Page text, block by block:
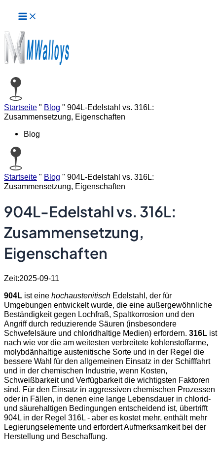
Inhalt
springen
Startseite " Blog " 904L-Edelstahl vs. 316L:
Zusammensetzung, Eigenschaften
Blog
Startseite " Blog " 904L-Edelstahl vs. 316L:
Zusammensetzung, Eigenschaften
904L-Edelstahl vs. 316L:
Zusammensetzung,
Eigenschaften
Zeit:2025-09-11
904L ist eine hochaustenitisch Edelstahl, der für
Umgebungen entwickelt wurde, die eine außergewöhnliche
Beständigkeit gegen Lochfraß, Spaltkorrosion und den
Angriff durch reduzierende Säuren (insbesondere
Schwefelsäure und chloridhaltige Medien) erfordern. 316L ist
nach wie vor die am weitesten verbreitete kohlenstoffarme,
molybdänhaltige austenitische Sorte und in der Regel die
bessere Wahl für den allgemeinen Einsatz in der Schifffahrt
und in der chemischen Industrie, wenn Kosten,
Schweißbarkeit und Verfügbarkeit die wichtigsten Faktoren
sind. Für den Einsatz in aggressiven chemischen Prozessen
oder in Fällen, in denen eine lange Lebensdauer in chlorid-
und säurehaltigen Bedingungen entscheidend ist, übertrifft
904L in der Regel 316L - aber es kostet mehr, enthält mehr
Legierungselemente und erfordert Aufmerksamkeit bei der
Herstellung und Beschaffung.